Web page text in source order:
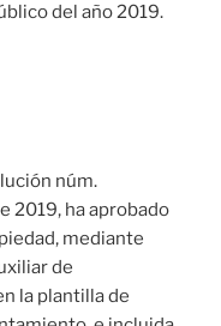
del año 2019.
núm.
2019, ha aprobado
mediante
de
la plantilla de